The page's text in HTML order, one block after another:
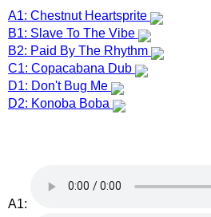
A1: Chestnut Heartsprite
B1: Slave To The Vibe
B2: Paid By The Rhythm
C1: Copacabana Dub
D1: Don't Bug Me
D2: Konoba Boba
A1: